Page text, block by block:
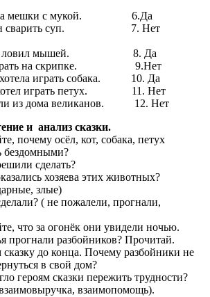
мешки с мукой. 6.Да
сварить суп. 7. Нет
ловил мышей. 8. Да
играть на скрипке. 9.Нет
хотела играть собака. 10. Да
хотел играть петух. 11. Нет
из дома великанов. 12. Нет
и анализ сказки.
почему осёл, кот, собака, петух
бездомными?
сделать?
хозяева этих животных?
злые)
( не пожалели, прогнали,
что за огонёк они увидели ночью.
прогнали разбойников? Прочитай.
сказку до конца. Почему разбойники не
в свой дом?
героям сказки пережить трудности?
взаимопомощь).